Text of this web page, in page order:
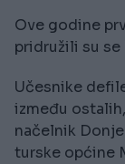
Ove godine
pridružili su
Učesnike
između
načelnik
turske općine